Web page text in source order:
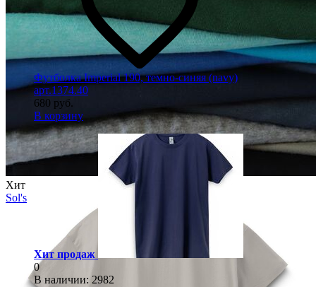
Хит
Sol's
Футболка Imperial 190, темно-синяя (navy)
арт.1374.40
680 руб.
В корзину
Хит продаж
0
В наличии: 2982